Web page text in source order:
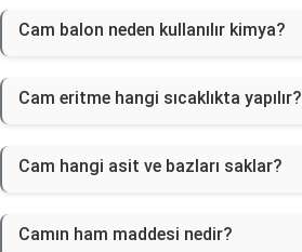
Cam balon neden kullanılır kimya?
Cam eritme hangi sıcaklıkta yapılır?
Cam hangi asit ve bazları saklar?
Camın ham maddesi nedir?